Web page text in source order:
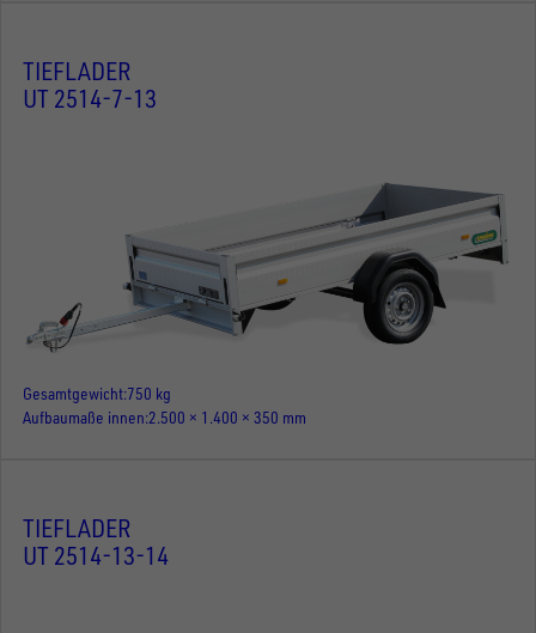
TIEFLADER
UT 2514-7-13
Gesamtgewicht 750 kg
Aufbaumaße innen 2.500 × 1.400 × 350 mm
TIEFLADER
UT 2514-13-14